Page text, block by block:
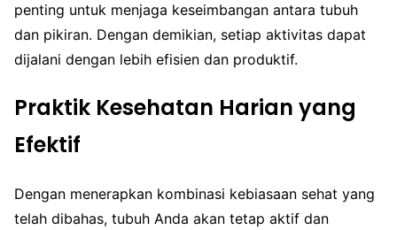
penting untuk menjaga keseimbangan antara tubuh
dan pikiran. Dengan demikian, setiap aktivitas dapat
dijalani dengan lebih efisien dan produktif.
Praktik Kesehatan Harian yang
Efektif
Dengan menerapkan kombinasi kebiasaan sehat yang
telah dibahas, tubuh Anda akan tetap aktif dan